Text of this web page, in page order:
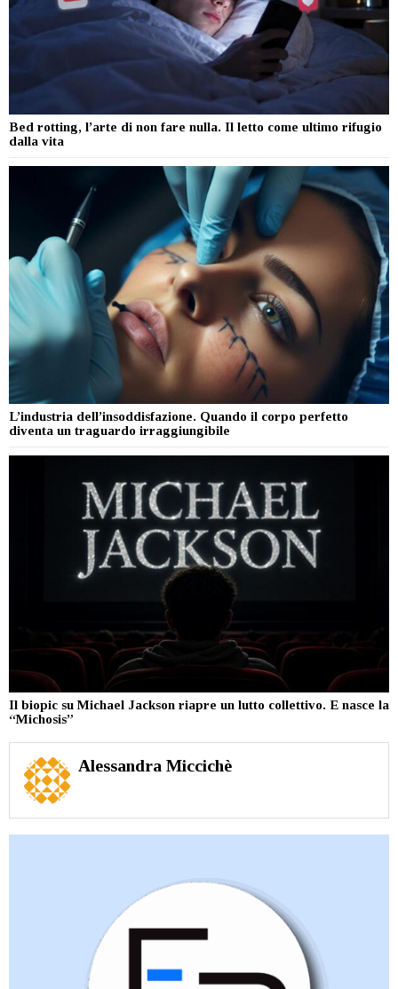
Bed rotting, l’arte di non fare nulla. Il letto come ultimo rifugio
dalla vita
L’industria dell’insoddisfazione. Quando il corpo perfetto
diventa un traguardo irraggiungibile
Il biopic su Michael Jackson riapre un lutto collettivo. E nasce la
“Michosis”
Alessandra Miccichè